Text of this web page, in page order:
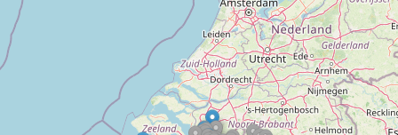
Schapentocht
Het lossen van de kunst